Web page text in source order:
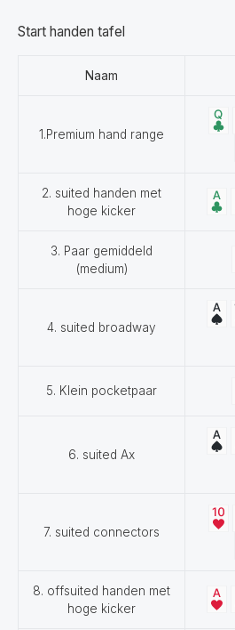
Start handen tafel
Naam
1.Premium hand range
2. suited handen met
hoge kicker
3. Paar gemiddeld
(medium)
4. suited broadway
5. Klein pocketpaar
6. suited Ax
7. suited connectors
8. offsuited handen met
hoge kicker